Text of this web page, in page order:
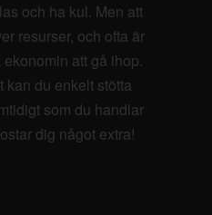
och ha kul. Men att
resurser, och ofta är
att gå ihop.
kan du enkelt stötta
som du handlar
dig något extra!